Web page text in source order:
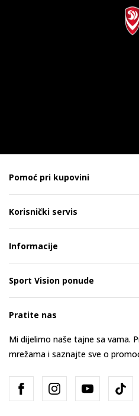
Pomoć pri kupovini
Korisnički servis
Informacije
Sport Vision ponude
Pratite nas
Mi dijelimo naše tajne sa vama.
mrežama i saznajte sve o